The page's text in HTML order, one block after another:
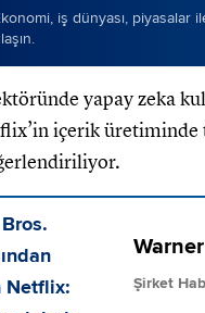
iş dünyası, piyasalar
yapay zeka
içerik
Şirket